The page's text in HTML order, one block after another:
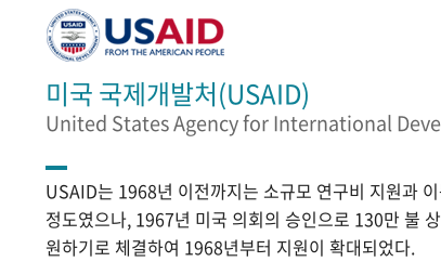
미국 국제개발처(USAID)
United States Agency for International
USAID는 1968년 이전까지는 소규모 연구비 지원과
정도였으나, 1967년 미국 의회의 승인으로 130만 불
원하기로 체결하여 1968년부터 지원이 확대되었다.